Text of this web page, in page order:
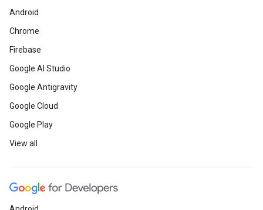
Android
Chrome
Firebase
Google AI Studio
Google Antigravity
Google Cloud
Google Play
View all